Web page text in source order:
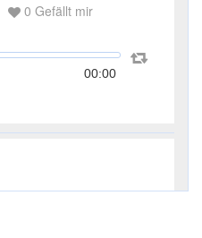
0 Gefällt mir
00:00